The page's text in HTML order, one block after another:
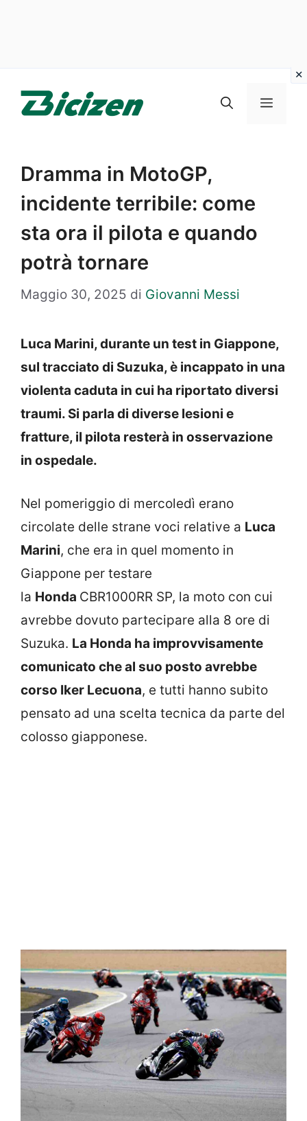
Menu
Dramma in MotoGP,
incidente terribile: come
sta ora il pilota e quando
potrà tornare
Maggio 30, 2025 di Giovanni Messi
Luca Marini, durante un test in Giappone,
sul tracciato di Suzuka, è incappato in una
violenta caduta in cui ha riportato diversi
traumi. Si parla di diverse lesioni e
fratture, il pilota resterà in osservazione
in ospedale.
Nel pomeriggio di mercoledì erano
circolate delle strane voci relative a Luca
Marini, che era in quel momento in
Giappone per testare
la Honda CBR1000RR SP, la moto con cui
avrebbe dovuto partecipare alla 8 ore di
Suzuka. La Honda ha improvvisamente
comunicato che al suo posto avrebbe
corso Iker Lecuona, e tutti hanno subito
pensato ad una scelta tecnica da parte del
colosso giapponese.